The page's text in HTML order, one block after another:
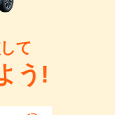
て
う!